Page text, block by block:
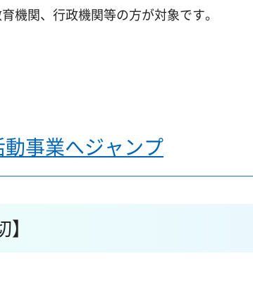
機関、行政機関等の方が対象です。
事業へジャンプ